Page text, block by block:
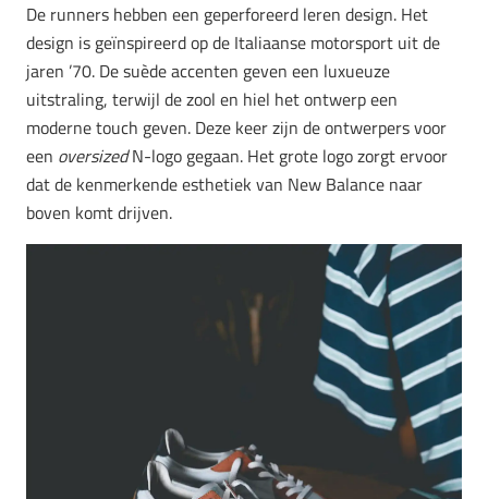
De runners hebben een geperforeerd leren design. Het
design is geïnspireerd op de Italiaanse motorsport uit de
jaren ’70. De suède accenten geven een luxueuze
uitstraling, terwijl de zool en hiel het ontwerp een
moderne touch geven. Deze keer zijn de ontwerpers voor
een oversizedN-logo gegaan. Het grote logo zorgt ervoor
dat de kenmerkende esthetiek van New Balance naar
boven komt drijven.